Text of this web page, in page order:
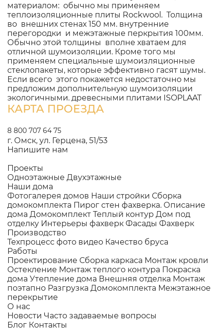
материалом: обычно мы применяем
теплоизоляционные плиты Rockwool. Толщина
во внешних стенах 150 мм. внутренние
перегородки и межэтажные перкрытия 100мм.
Обычно этой толщины вполне хватаем для
отличной шумоизоляции. Кроме того мы
применяем специальные шумоизляционные
стеклопакеты, которые эффективно гасят шумы.
Если всего этого покажется недостаточно мы
предложим дополнительную шумоизоляции
экологичными. древесными плитами ISOPLAAT
КАРТА ПРОЕЗДА
8 800 707 64 75
г. Омск, ул. Герцена, 51/53
Напишите нам
Проекты
Одноэтажные Двухэтажные
Наши дома
Фотогалерея домов Наши стройки Сборка
домокомплекта Пирог стен фахверка. Описание
дома Домокомплект Теплый контур Дом под
отделку Интерьеры фахверк Фасады Фахверк
Производство
Техпроцесс фото видео Качество бруса
Работы
Проектирование Сборка каркаса Монтаж кровли
Остекление Монтаж теплого контура Покраска
дома Утепление дома Внешняя отделка Монтаж
поэтапно Разгрузка Домокомплекта Межэтажное
перекрытие
О нас
Новости Часто задаваемые вопросы
Блог Контакты